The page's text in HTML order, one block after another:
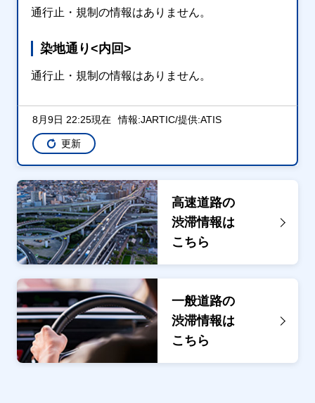
通行止・規制の情報はありません。
染地通り<内回>
通行止・規制の情報はありません。
8月9日 22:25現在 情報:JARTIC/提供:ATIS
更新
高速道路の
渋滞情報は
こちら
一般道路の
渋滞情報は
こちら